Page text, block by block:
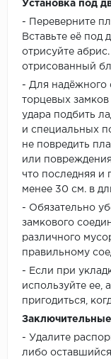
Установка под
- Переверните
Вставьте её под
отрисуйте
отрисованный
- Для надёжного
торцевых
удара подбить
и специальных
не повредить
или
что последняя и
менее 30 см. в
- Обязательно
замкового
различного
правильному
- Если при
используйте ее,
пригодиться,
- Удалите
либо